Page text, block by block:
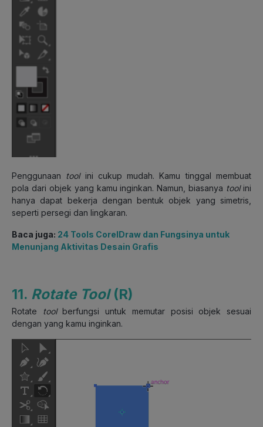
Penggunaan tool ini cukup mudah. Kamu tinggal membuat
pola dari objek yang kamu inginkan. Namun, biasanya toolini
hanya dapat bekerja dengan bentuk objek yang simetris,
seperti persegi dan lingkaran.
Baca juga: 24 Tools CorelDraw dan Fungsinya untuk
Menunjang Aktivitas Desain Grafis
11. Rotate Tool(R)
Rotate tool berfungsi untuk memutar posisi objek sesuai
dengan yang kamu inginkan.